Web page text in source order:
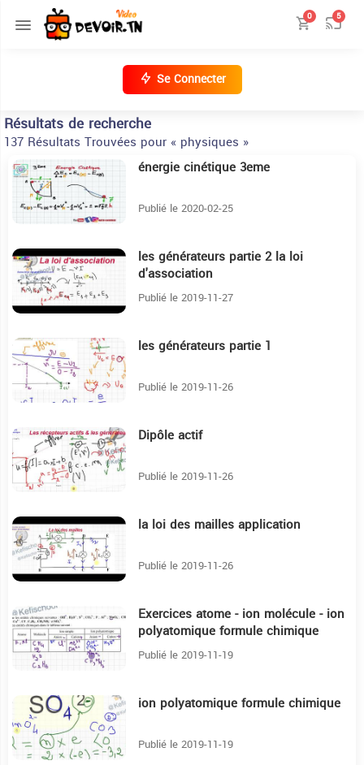
0 5
Se Connecter
Résultats de recherche
137 Résultats Trouvées pour « physiques »
19:22 énergie cinétique 3eme
Publié le 2020-02-25
30:40 les générateurs partie 2 la loi
d'association
Publié le 2019-11-27
14:14 les générateurs partie 1
Publié le 2019-11-26
24:40 Dipôle actif
Publié le 2019-11-26
33:53 la loi des mailles application
Publié le 2019-11-26
28:54 Exercices atome - ion molécule - ion
polyatomique formule chimique
Publié le 2019-11-19
23:19 ion polyatomique formule chimique
Publié le 2019-11-19